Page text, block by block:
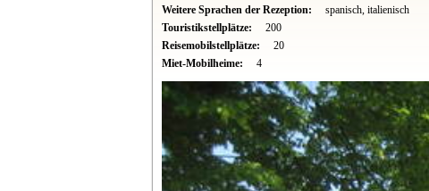
Weitere Sprachen der Rezeption:
spanisch, italienisch
Touristikstellplätze:
200
Reisemobilstellplätze:
20
Miet-Mobilheime:
4